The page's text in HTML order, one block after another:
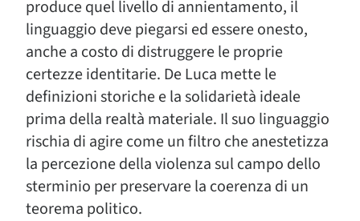
produce quel livello di annientamento, il
linguaggio deve piegarsi ed essere onesto,
anche a costo di distruggere le proprie
certezze identitarie. De Luca mette le
definizioni storiche e la solidarietà ideale
prima della realtà materiale. Il suo linguaggio
rischia di agire come un filtro che anestetizza
la percezione della violenza sul campo dello
sterminio per preservare la coerenza di un
teorema politico.